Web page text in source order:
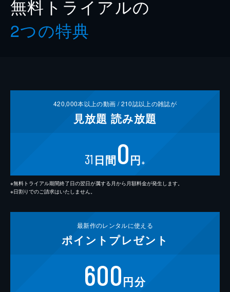
無料トライアルの
2つの特典
420,000本以上の動画 /210誌以上の雑誌が
見放題 読み放題
31 日間0円 ※
※無料トライアル期間終了日の翌日が属する月から月額料金が発生します。
※日割りでのご請求はいたしません。
最新作のレンタルに使える
ポイント プレゼント
600円分